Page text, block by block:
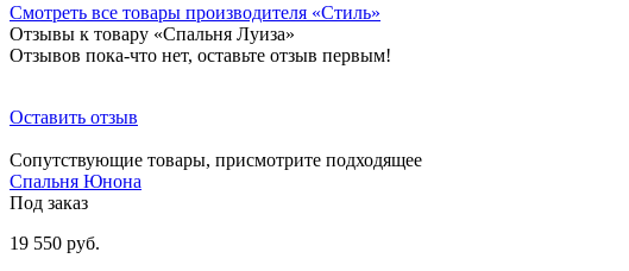
Смотреть все товары производителя «Стиль»
Отзывы к товару «Спальня Луиза»
Отзывов пока-что нет, оставьте отзыв первым!
Оставить отзыв
Сопутствующие товары, присмотрите подходящее
Спальня Юнона
Под заказ
19 550 руб.